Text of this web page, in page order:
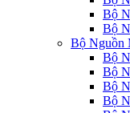
Bộ
Bộ
Bộ Nguồn
Bộ
Bộ
Bộ
Bộ